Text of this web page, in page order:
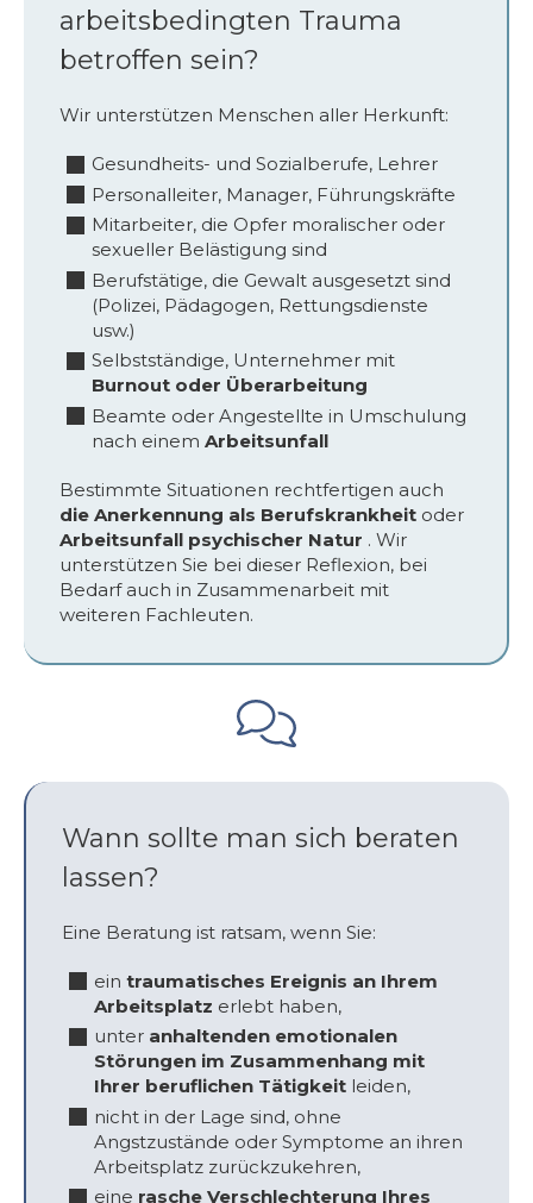
arbeitsbedingten Trauma
betroffen sein?
Wir unterstützen Menschen aller Herkunft:
Gesundheits- und Sozialberufe, Lehrer
Personalleiter, Manager, Führungskräfte
Mitarbeiter, die Opfer moralischer oder
sexueller Belästigung sind
Berufstätige, die Gewalt ausgesetzt sind
(Polizei, Pädagogen, Rettungsdienste
usw.)
Selbstständige, Unternehmer mit
Burnout oder Überarbeitung
Beamte oder Angestellte in Umschulung
nach einem Arbeitsunfall
Bestimmte Situationen rechtfertigen auch
die Anerkennung als Berufskrankheit oder
Arbeitsunfall psychischer Natur . Wir
unterstützen Sie bei dieser Reflexion, bei
Bedarf auch in Zusammenarbeit mit
weiteren Fachleuten.
Wann sollte man sich beraten
lassen?
Eine Beratung ist ratsam, wenn Sie:
ein traumatisches Ereignis an Ihrem
Arbeitsplatz erlebt haben,
unter anhaltenden emotionalen
Störungen im Zusammenhang mit
Ihrer beruflichen Tätigkeit leiden,
nicht in der Lage sind, ohne
Angstzustände oder Symptome an ihren
Arbeitsplatz zurückzukehren,
eine rasche Verschlechterung Ihres